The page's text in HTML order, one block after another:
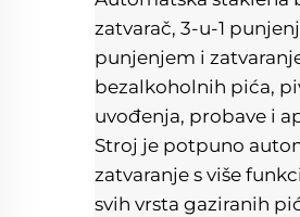
zatvarač, 3-u-1
punjenjem i
bezalkoholnih pića,
uvođenja, probave i
Stroj je potpuno
zatvaranje s više
svih vrsta gaziranih